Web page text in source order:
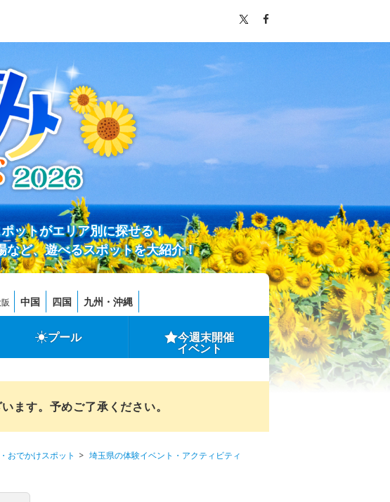
ットがエリア別に探せる！
ど、遊べるスポットを大紹介！
中国 四国 九州・沖縄
プール 今週末開催
イベント
ます。予めご了承ください。
おでかけスポット
埼玉県の体験イベント・アクティビティ